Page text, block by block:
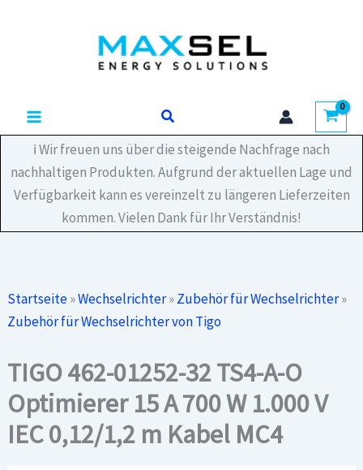
Suchen
ℹ️ Wir freuen uns über die steigende Nachfrage nach
nachhaltigen Produkten. Aufgrund der aktuellen Lage und
Verfügbarkeit kann es vereinzelt zu längeren Lieferzeiten
kommen. Vielen Dank für Ihr Verständnis!
Startseite»Wechselrichter»Zubehör für Wechselrichter»
Zubehör für Wechselrichter von Tigo
TIGO 462-01252-32 TS4-A-O
Optimierer 15 A 700 W 1.000 V
IEC 0,12/1,2 m Kabel MC4
V
IEC